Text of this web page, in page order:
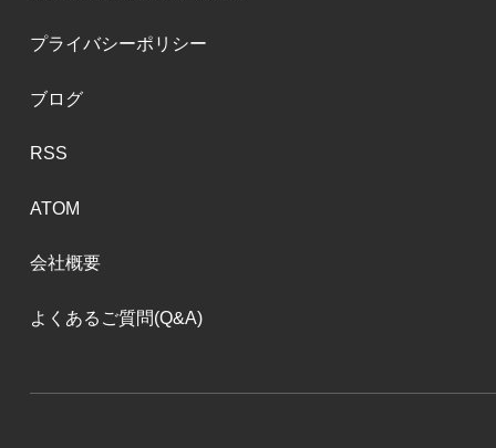
プライバシーポリシー
ブログ
RSS
ATOM
会社概要
よくあるご質問(Q&A)